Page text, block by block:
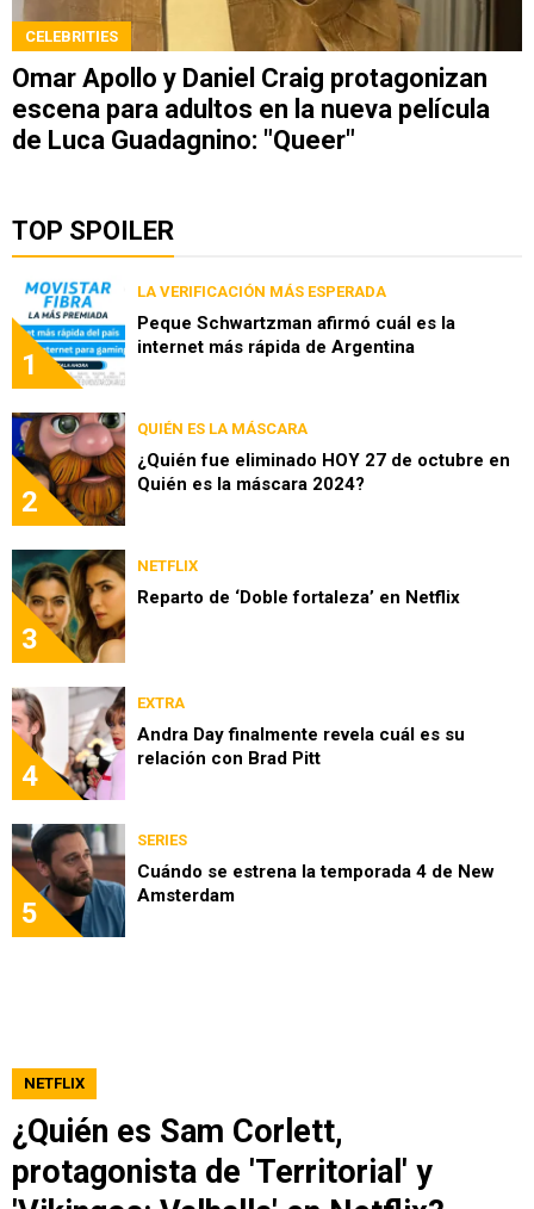
CELEBRITIES
Omar Apollo y Daniel Craig protagonizan
escena para adultos en la nueva película
de Luca Guadagnino: "Queer"
TOP SPOILER
1
LA VERIFICACIÓN MÁS ESPERADA
Peque Schwartzman afirmó cuál es la
internet más rápida de Argentina
2
QUIÉN ES LA MÁSCARA
¿Quién fue eliminado HOY 27 de octubre en
Quién es la máscara 2024?
3
NETFLIX
Reparto de ‘Doble fortaleza’ en Netflix
4
EXTRA
Andra Day finalmente revela cuál es su
relación con Brad Pitt
5
SERIES
Cuándo se estrena la temporada 4 de New
Amsterdam
NETFLIX
¿Quién es Sam Corlett,
protagonista de 'Territorial' y